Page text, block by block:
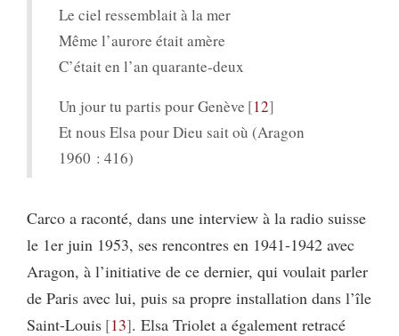
Le ciel ressemblait à la mer
Même l’aurore était amère
C’était en l’an quarante-deux
Un jour tu partis pour Genève 12
Et nous Elsa pour Dieu sait où (Aragon
1960 : 416)
Carco a raconté, dans une interview à la radio suisse
le 1er juin 1953, ses rencontres en 1941-1942 avec
Aragon, à l’initiative de ce dernier, qui voulait parler
de Paris avec lui, puis sa propre installation dans l’île
Saint-Louis 13 . Elsa Triolet a également retracé